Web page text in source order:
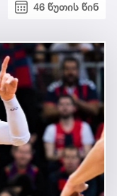
46 წუთის წინ